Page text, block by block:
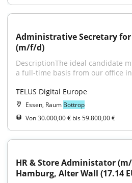
Administrative Secretary
(m/f/d)
DescriptionThe ideal candidate
a full-time basis from our office
TELUS Digital Europe
Essen, Raum Bottrop
Von 30.000,00 € bis 59.800,00 €
HR & Store Administator
Hamburg, Alter Wall (17.14